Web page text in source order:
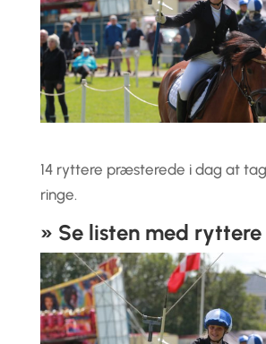
14 ryttere præsterede i dag at
ringe.
» Se listen med ryttere